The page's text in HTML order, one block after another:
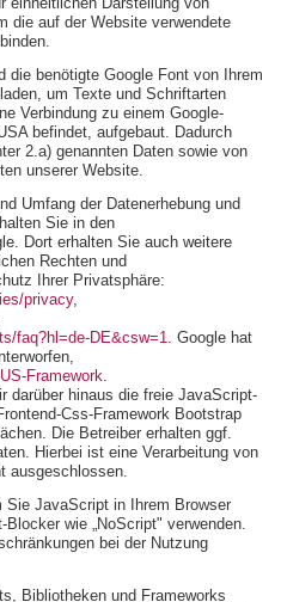
die auf der Website verwendete
die benötigte Google Font von Ihrem
um Texte und Schriftarten
Verbindung zu einem Google-
befindet, aufgebaut. Dadurch
2.a) genannten Daten sowie von
unserer Website.
Umfang der Datenerhebung und
Sie in den
Dort erhalten Sie auch weitere
Rechten und
Ihrer Privatsphäre:
privacy,
faq?hl=de-DE&csw=1. Google hat
Framework.
darüber hinaus die freie JavaScript-
Css-Framework Bootstrap
Die Betreiber erhalten ggf.
Hierbei ist eine Verarbeitung von
ausgeschlossen.
Sie JavaScript in Ihrem Browser
wie „NoScript" verwenden.
bei der Nutzung
Bibliotheken und Frameworks